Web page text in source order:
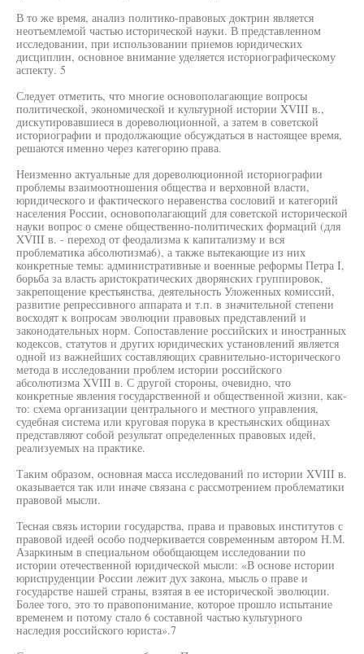
В то же время, анализ политико-правовых доктрин является
неотъемлемой частью исторической науки. В представленном
исследовании, при использовании приемов юридических
дисциплин, основное внимание уделяется историографическому
аспекту. 5
Следует отметить, что многие основополагающие вопросы
политической, экономической и культурной истории XVIII в.,
дискутировавшиеся в дореволюционной, а затем в советской
историографии и продолжающие обсуждаться в настоящее время,
решаются именно через категорию права.
Неизменно актуальные для дореволюционной историографии
проблемы взаимоотношения общества и верховной власти,
юридического и фактического неравенства сословий и категорий
населения России, основополагающий для советской исторической
науки вопрос о смене общественно-политических формаций (для
XVIII в. - переход от феодализма к капитализму и вся
проблематика абсолютизма6), а также вытекающие из них
конкретные темы: административные и военные реформы Петра I,
борьба за власть аристократических дворянских группировок,
закрепощение крестьянства, деятельность Уложенных комиссий,
развитие репрессивного аппарата и т.п. в значительной степени
восходят к вопросам эволюции правовых представлений и
законодательных норм. Сопоставление российских и иностранных
кодексов, статутов и других юридических установлений является
одной из важнейших составляющих сравнительно-исторического
метода в исследовании проблем истории российского
абсолютизма XVIII в. С другой стороны, очевидно, что
конкретные явления государственной и общественной жизни, как-
то: схема организации центрального и местного управления,
судебная система или круговая порука в крестьянских общинах
представляют собой результат определенных правовых идей,
реализуемых на практике.
Таким образом, основная масса исследований по истории XVIII в.
оказывается так или иначе связана с рассмотрением проблематики
правовой мысли.
Тесная связь истории государства, права и правовых институтов с
правовой идеей особо подчеркивается современным автором Н.М.
Азаркиным в специальном обобщающем исследовании по
истории отечественной юридической мысли: «В основе истории
юриспруденции России лежит дух закона, мысль о праве и
государстве нашей страны, взятая в ее исторической эволюции.
Более того, это то правопонимание, которое прошло испытание
временем и потому стало 6 составной частью культурного
наследия российского юриста».7